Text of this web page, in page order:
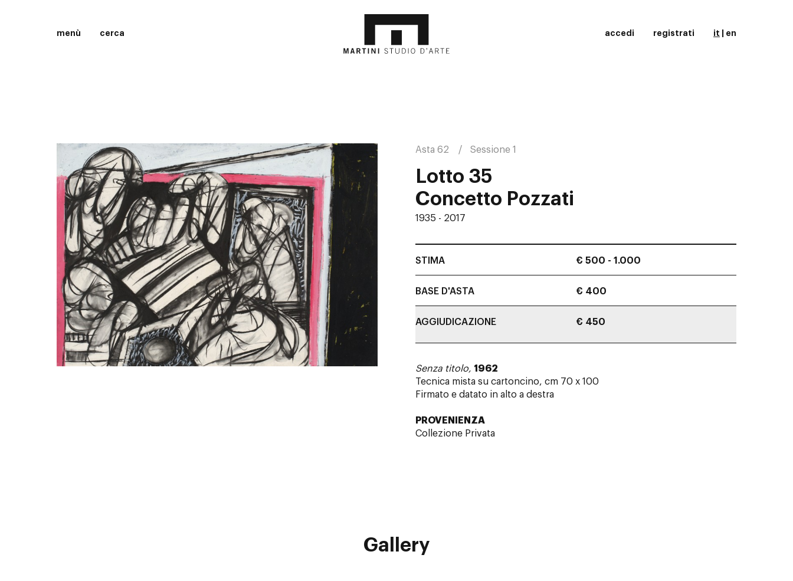
menù cerca accedi registrati it en
Asta 62 Sessione 1
Lotto 35
Concetto Pozzati
1935 - 2017
STIMA € 500 - 1.000
BASE D'ASTA € 400
AGGIUDICAZIONE € 450
Senza titolo, 1962
Tecnica mista su cartoncino, cm 70 x 100
Firmato e datato in alto a destra
PROVENIENZA
Collezione Privata
Gallery